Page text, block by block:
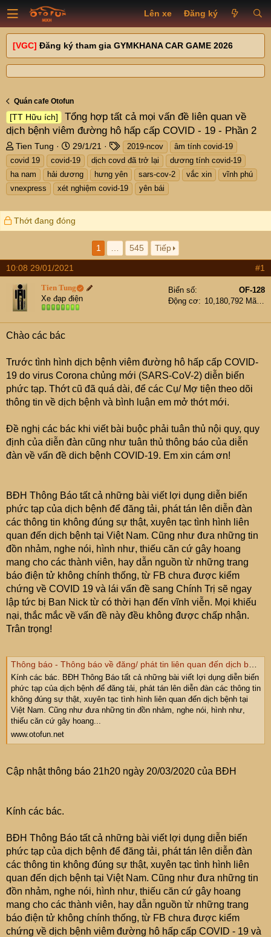
Lên xe Đăng ký
[VGC] Đăng ký tham gia GYMKHANA CAR GAME 2026
Quán cafe Otofun
[TT Hữu ích]
Tổng hợp tất cả mọi vấn đề liên quan về
dịch bệnh viêm đường hô hấp cấp COVID - 19 - Phần 2
T
h
r
e
a
t
t
e
r
Tien Tung
N
g
à
y
g
29/1/21
T
a
g
s
2019-ncov
âm tính covid-19
covid 19
covid-19 dịch covd đã trở lại
dương tính covid-19
ha nam
hải dương hưng yên sars-cov-2 vắc xin
vĩnh phú
vnexpress
xét nghiệm covid-19 yên bái
Thớt đang đóng
1 545 Tiếp
10:08 29/01/2021 #1
Tien Tung
Xe đạp điện
Biển số
OF-128
Động cơ
10,180,792 Mã lực
Chào các bác
Trước tình hình dịch bệnh viêm đường hô hấp cấp COVID-
19 do virus Corona chủng mới (SARS-CoV-2) diễn biến
phức tạp. Thớt cũ đã quá dài, để các Cụ/ Mợ tiện theo dõi
thông tin về dịch bệnh và bình luận em mở thớt mới.
Đề nghị các bác khi viết bài buộc phải tuân thủ nội quy, quy
định của diễn đàn cũng như tuân thủ thông báo của diễn
đàn về vấn đề dich bệnh COVID-19. Em xin cám ơn!
BĐH Thông Báo tất cả những bài viết lợi dụng diễn biến
phức tạp của dịch bệnh để đăng tải, phát tán lên diễn đàn
các thông tin không đúng sự thật, xuyên tạc tình hình liên
quan đến dịch bệnh tại Việt Nam. Cũng như đưa những tin
đồn nhảm, nghe nói, hình như, thiếu căn cứ gây hoang
mang cho các thành viên, hay dẫn nguồn từ những trang
báo điện tử không chính thống, từ FB chưa được kiểm
chứng về COVID 19 và lái vấn đề sang Chính Trị sẽ ngay
lập tức bị Ban Nick từ có thời hạn đến vĩnh viễn. Mọi khiếu
nại, thắc mắc về vấn đề này đều không được chấp nhận.
Trân trọng!
Thông báo - Thông báo về đăng/ phát tin liên quan đến dịch bệnh viêm đường hô hấp cấp COVID - 19
Kính các bác. BĐH Thông Báo tất cả những bài viết lợi dụng diễn biến
phức tạp của dịch bệnh để đăng tải, phát tán lên diễn đàn các thông tin
không đúng sự thật, xuyên tạc tình hình liên quan đến dịch bệnh tại
Việt Nam. Cũng như đưa những tin đồn nhảm, nghe nói, hình như,
thiếu căn cứ gây hoang...
www.otofun.net
Cập nhật thông báo 21h20 ngày 20/03/2020 của BĐH
Kính các bác.
BĐH Thông Báo tất cả những bài viết lợi dụng diễn biến
phức tạp của dịch bệnh để đăng tải, phát tán lên diễn đàn
các thông tin không đúng sự thật, xuyên tạc tình hình liên
quan đến dịch bệnh tại Việt Nam. Cũng như đưa những tin
đồn nhảm, nghe nói, hình như, thiếu căn cứ gây hoang
mang cho các thành viên, hay dẫn nguồn từ những trang
báo điện tử không chính thống, từ FB chưa được kiểm
chứng về dịch bệnh viêm đường hô hấp cấp COVID - 19 và